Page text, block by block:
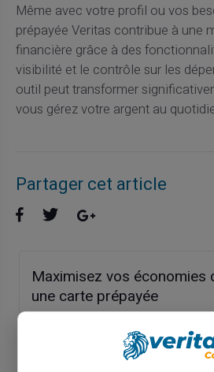
Même avec votre profil ou vos
prépayée Veritas contribue à une
financière grâce à des
visibilité et le contrôle sur les
outil peut transformer
vous gérez votre argent au
Partager cet article
Maximisez vos économies
une carte prépayée
Article précédent